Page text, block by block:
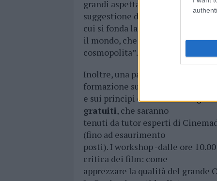
grandi aspettative su questa
suggestione del paesaggio
cui si fonda la città, ma anche
il mondo, che conferisce alla
cosmopolita”.
Inoltre, una parte importante del
formazione sulle tecniche
e sui principi della
gratuiti, che saranno
tenuti da tutor esperti di
(fino ad esaurimento
posti). I workshop -dalle ore
critica dei film: come
apprezzare la qualità del grande